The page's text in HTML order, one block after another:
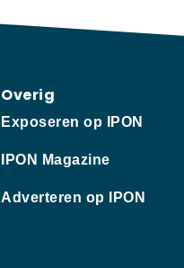
Overig
Exposeren op IPON
IPON Magazine
Adverteren op IPON